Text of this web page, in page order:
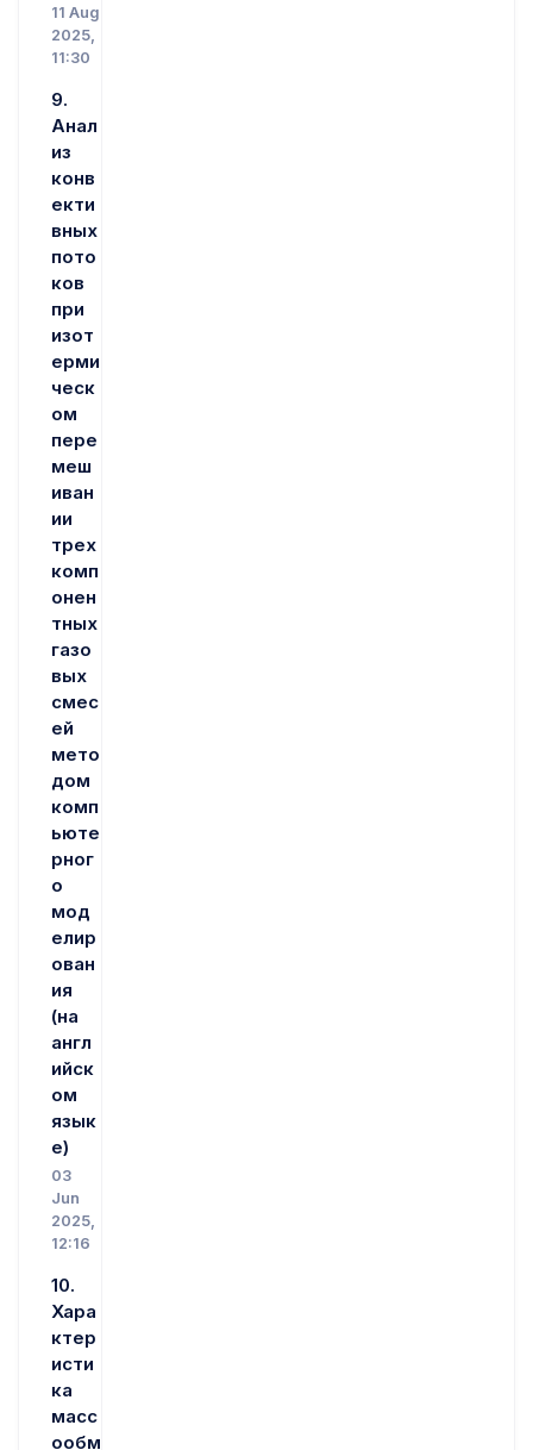
11 Aug
2025,
11:30
9.
Анал
из
конв
екти
вных
пото
ков
при
изот
ерми
ческ
ом
пере
меш
иван
ии
трех
комп
онен
тных
газо
вых
смес
ей
мето
дом
комп
ьюте
рног
о
мод
елир
ован
ия
(на
англ
ийск
ом
язык
е)
03
Jun
2025,
12:16
10.
Хара
ктер
исти
ка
масс
ообм